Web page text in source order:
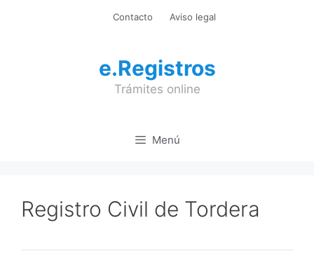
Contacto Aviso legal
e.Registros
Trámites online
Menú
Registro Civil de Tordera